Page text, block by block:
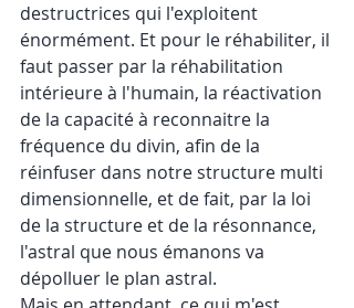
destructrices qui l'exploitent
énormément. Et pour le réhabiliter, il
faut passer par la réhabilitation
intérieure à l'humain, la réactivation
de la capacité à reconnaitre la
fréquence du divin, afin de la
réinfuser dans notre structure multi
dimensionnelle, et de fait, par la loi
de la structure et de la résonnance,
l'astral que nous émanons va
dépolluer le plan astral.